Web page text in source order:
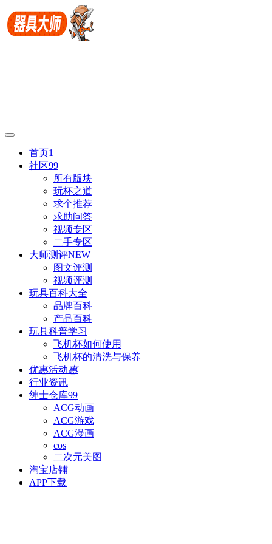
首页1
社区99
所有版块
玩杯之道
求个推荐
求助问答
视频专区
二手专区
大师测评NEW
图文评测
视频评测
玩具百科大全
品牌百科
产品百科
玩具科普学习
飞机杯如何使用
飞机杯的清洗与保养
优惠活动惠
行业资讯
绅士仓库99
ACG动画
ACG游戏
ACG漫画
cos
二次元美图
淘宝店铺
APP下载